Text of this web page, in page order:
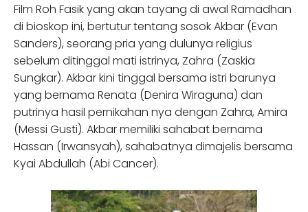
Film Roh Fasik yang akan tayang di awal Ramadhan
di bioskop ini, bertutur tentang sosok Akbar (Evan
Sanders), seorang pria yang dulunya religius
sebelum ditinggal mati istrinya, Zahra (Zaskia
Sungkar). Akbar kini tinggal bersama istri barunya
yang bernama Renata (Denira Wiraguna) dan
putrinya hasil pernikahan nya dengan Zahra, Amira
(Messi Gusti). Akbar memiliki sahabat bernama
Hassan (Irwansyah), sahabatnya dimajelis bersama
Kyai Abdullah (Abi Cancer).